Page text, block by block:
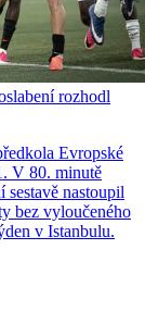
rozhodl
Evropské
V 80. minutě
nastoupil
bez vyloučeného
v Istanbulu.